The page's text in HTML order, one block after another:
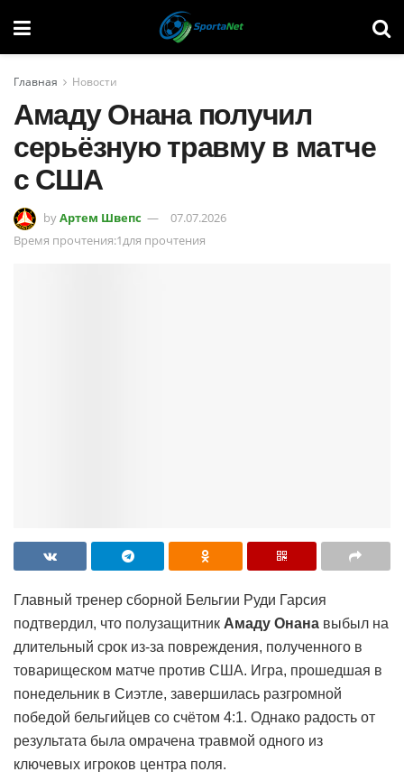
Главная Новости
Амаду Онана получил
серьёзную травму в матче
с США
byАртем Швепс
07.07.2026
Время прочтения:1для прочтения
Главный тренер сборной Бельгии Руди Гарсия
подтвердил, что полузащитник Амаду Онана выбыл на
длительный срок из-за повреждения, полученного в
товарищеском матче против США. Игра, прошедшая в
понедельник в Сиэтле, завершилась разгромной
победой бельгийцев со счётом 4:1. Однако радость от
результата была омрачена травмой одного из
ключевых игроков центра поля.